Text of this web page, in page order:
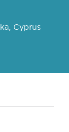
Cyprus